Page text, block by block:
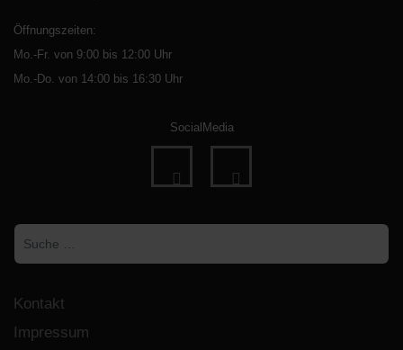
Öffnungszeiten:
Mo.-Fr. von 9:00 bis 12:00 Uhr
Mo.-Do. von 14:00 bis 16:30 Uhr
SocialMedia
fa-
fa-
Suchen
Kontakt
Impressum